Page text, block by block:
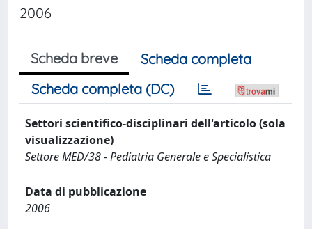
2006
Scheda breve
Scheda completa
Scheda completa (DC)
Settori scientifico-disciplinari dell'articolo (sola
visualizzazione)
Settore MED/38 - Pediatria Generale e Specialistica
Data di pubblicazione
2006